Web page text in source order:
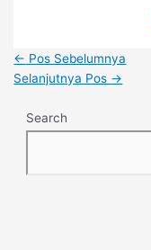
← Pos Sebelumnya
Selanjutnya Pos →
Search